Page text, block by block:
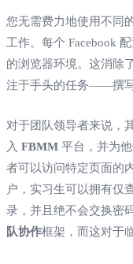
您无需费力地使用不同
工作。每个 Facebook
的浏览器环境。这消除
注于手头的任务——撰写
对于团队领导者来说，
入 FBMM 平台，并为
者可以访问特定页面的
户，实习生可以拥有仅
录，并且绝不会交换密
队协作框架，而这对于